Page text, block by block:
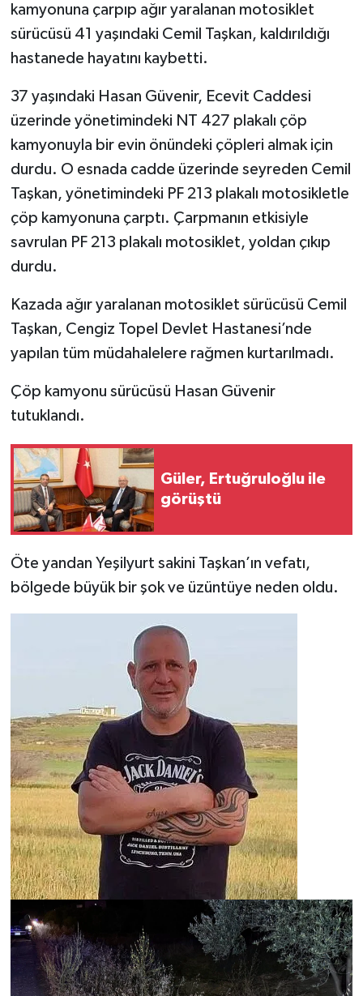
kamyonuna çarpıp ağır yaralanan motosiklet
sürücüsü 41 yaşındaki Cemil Taşkan, kaldırıldığı
hastanede hayatını kaybetti.
37 yaşındaki Hasan Güvenir, Ecevit Caddesi
üzerinde yönetimindeki NT 427 plakalı çöp
kamyonuyla bir evin önündeki çöpleri almak için
durdu. O esnada cadde üzerinde seyreden Cemil
Taşkan, yönetimindeki PF 213 plakalı motosikletle
çöp kamyonuna çarptı. Çarpmanın etkisiyle
savrulan PF 213 plakalı motosiklet, yoldan çıkıp
durdu.
Kazada ağır yaralanan motosiklet sürücüsü Cemil
Taşkan, Cengiz Topel Devlet Hastanesi’nde
yapılan tüm müdahalelere rağmen kurtarılmadı.
Çöp kamyonu sürücüsü Hasan Güvenir
tutuklandı.
Güler, Ertuğruloğlu ile
görüştü
Öte yandan Yeşilyurt sakini Taşkan’ın vefatı,
bölgede büyük bir şok ve üzüntüye neden oldu.